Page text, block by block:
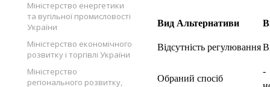
Міністерство енергетики
та вугільної промисловості
України
Міністерство економічного
розвитку і торгівлі України
Міністерство
регіонального розвитку,
Вид Альтернативи
Відсутність регулювання
Обраний спосіб
-